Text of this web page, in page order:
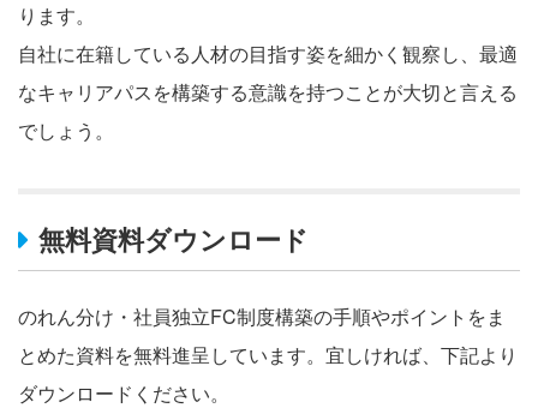
ります。
自社に在籍している人材の目指す姿を細かく観察し、最適
なキャリアパスを構築する意識を持つことが大切と言える
でしょう。
無料資料ダウンロード
のれん分け・社員独立FC制度構築の手順やポイントをま
とめた資料を無料進呈しています。宜しければ、下記より
ダウンロードください。